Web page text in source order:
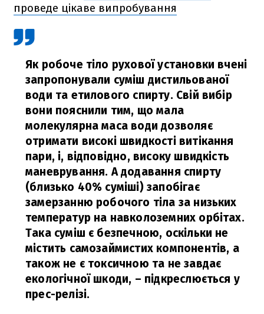
проведе цікаве випробування
Як робоче тіло рухової установки вчені
запропонували суміш дистильованої
води та етилового спирту. Свій вибір
вони пояснили тим, що мала
молекулярна маса води дозволяє
отримати високі швидкості витікання
пари, і, відповідно, високу швидкість
маневрування. А додавання спирту
(близько 40% суміші) запобігає
замерзанню робочого тіла за низьких
температур на навколоземних орбітах.
Така суміш є безпечною, оскільки не
містить самозаймистих компонентів, а
також не є токсичною та не завдає
екологічної шкоди, – підкреслюється у
прес-релізі.